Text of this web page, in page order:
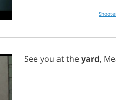
Seeyou attheyard,